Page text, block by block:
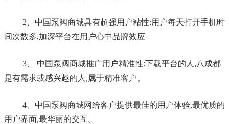
2、 中国泵阀商城具有超强用户粘性:用户每天打开手机时
间次数多,加深平台在用户心中品牌效应
3、 中国泵阀商城推广用户精准性:下载平台的人,八成都
是有需求或感兴趣的人,属于精准客户。
4、 中国泵阀商城网给客户提供最佳的用户体验,最优质的
用户界面,最华丽的交互。